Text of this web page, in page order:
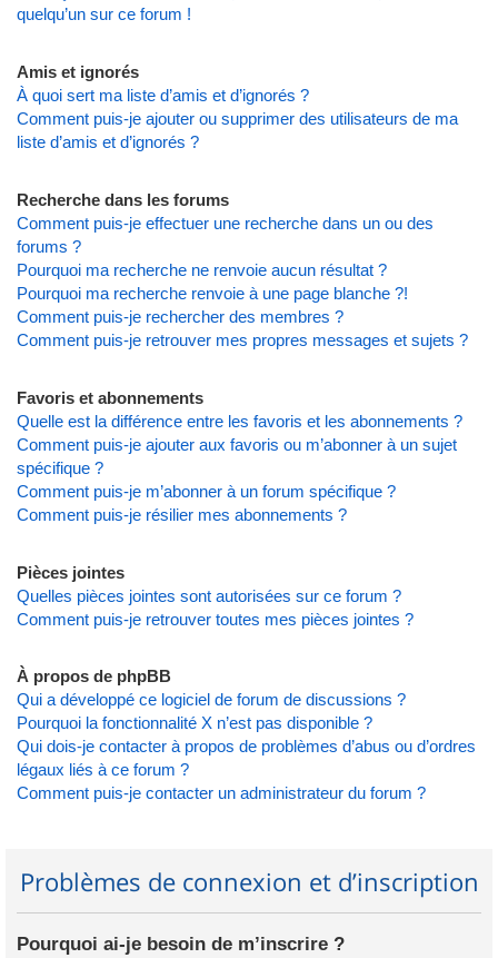
quelqu’un sur ce forum !
Amis et ignorés
À quoi sert ma liste d’amis et d’ignorés ?
Comment puis-je ajouter ou supprimer des utilisateurs de ma
liste d’amis et d’ignorés ?
Recherche dans les forums
Comment puis-je effectuer une recherche dans un ou des
forums ?
Pourquoi ma recherche ne renvoie aucun résultat ?
Pourquoi ma recherche renvoie à une page blanche ?!
Comment puis-je rechercher des membres ?
Comment puis-je retrouver mes propres messages et sujets ?
Favoris et abonnements
Quelle est la différence entre les favoris et les abonnements ?
Comment puis-je ajouter aux favoris ou m’abonner à un sujet
spécifique ?
Comment puis-je m’abonner à un forum spécifique ?
Comment puis-je résilier mes abonnements ?
Pièces jointes
Quelles pièces jointes sont autorisées sur ce forum ?
Comment puis-je retrouver toutes mes pièces jointes ?
À propos de phpBB
Qui a développé ce logiciel de forum de discussions ?
Pourquoi la fonctionnalité X n’est pas disponible ?
Qui dois-je contacter à propos de problèmes d’abus ou d’ordres
légaux liés à ce forum ?
Comment puis-je contacter un administrateur du forum ?
Problèmes de connexion et d’inscription
Pourquoi ai-je besoin de m’inscrire ?